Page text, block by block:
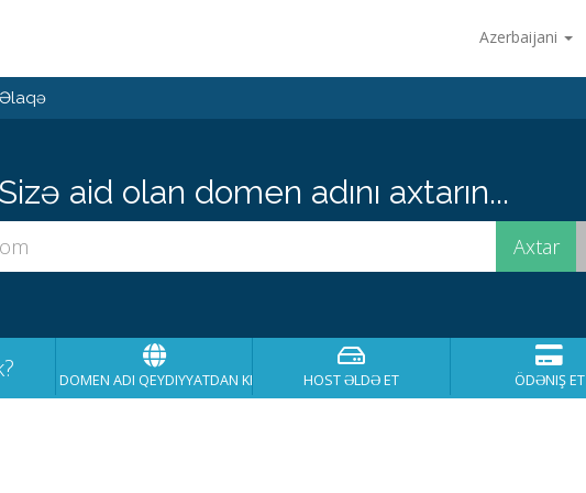
Azerbaijani
Əlaqə
Sizə aid olan domen adını axtarın...
DOMEN ADI QEYDIYYATDAN KEÇIRT HOST ƏLDƏ ET ÖDƏNIŞ ET